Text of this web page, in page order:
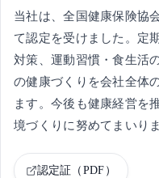
当社は、全国健康保険協
て認定を受けました。定
対策、運動習慣・食生活
の健康づくりを会社全体
ます。今後も健康経営を
境づくりに努めてまいりま
認定証（PDF）